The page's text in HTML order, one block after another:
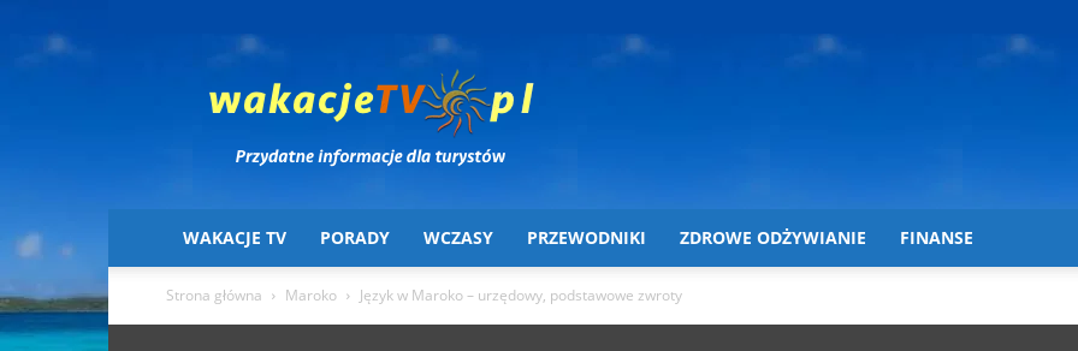
Wakacje
TV
WAKACJE TV PORADY WCZASY PRZEWODNIKI ZDROWE ODŻYWIANIE FINANSE
Strona główna Maroko Język w Maroko – urzędowy, podstawowe zwroty